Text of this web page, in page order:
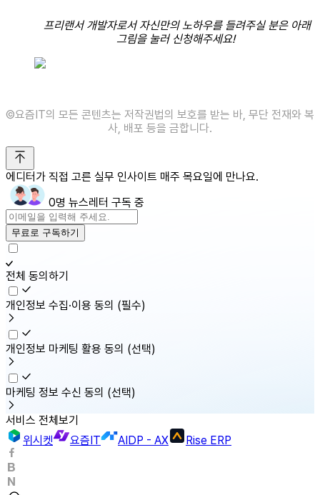
프리랜서 개발자로서 자신만의 노하우를 들려주실 분은 아래
그림을 눌러 신청해주세요!
©️요즘IT의 모든 콘텐츠는 저작권법의 보호를 받는 바, 무단 전재와 복
사, 배포 등을 금합니다.
에디터가 직접 고른 실무 인사이트 매주 목요일에 만나요.
0명 뉴스레터 구독 중
무료로 구독하기
전체 동의하기
개인정보 수집·이용 동의 (필수)
개인정보 마케팅 활용 동의 (선택)
마케팅 정보 수신 동의 (선택)
서비스 전체보기
위시켓
요즘IT AIDP - AX Rise ERP